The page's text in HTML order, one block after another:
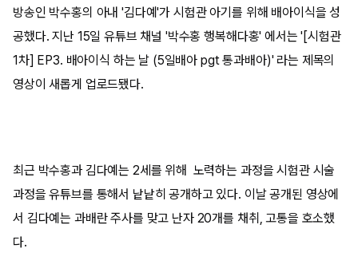
방송인 박수홍의 아내 '김다예'가 시험관 아기를 위해 배아이식을 성
공했다. 지난 15일 유튜브 채널 '박수홍 행복해다홍' 에서는 '[시험관
1차] EP3. 배아이식 하는 날 (5일배아 pgt 통과배아)' 라는 제목의
영상이 새롭게 업로드됐다.
최근 박수홍과 김다예는 2세를 위해 노력하는 과정을 시험관 시술
과정을 유튜브를 통해서 낱낱히 공개하고 있다. 이날 공개된 영상에
서 김다예는 과배란 주사를 맞고 난자 20개를 채취, 고통을 호소했
다.